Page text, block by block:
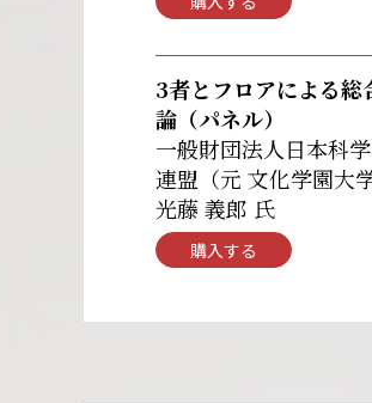
3者とフロアによる総
論（パネル）
一般財団法人日本科
連盟（元 文化学園大
光藤 義郎 氏
購入する